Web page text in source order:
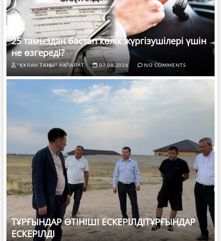
25 тамыздан бастап көлік жүргізушілері үшін
не өзгереді?
"ҚҰЛАН ТАҢЫ" АҚПАРАТ. 07.08.2026 NO COMMENTS
ТҰРҒЫНДАР ӨТІНІШІ ЕСКЕРІЛДІТҰРҒЫНДАР
ЕСКЕРІЛДІ